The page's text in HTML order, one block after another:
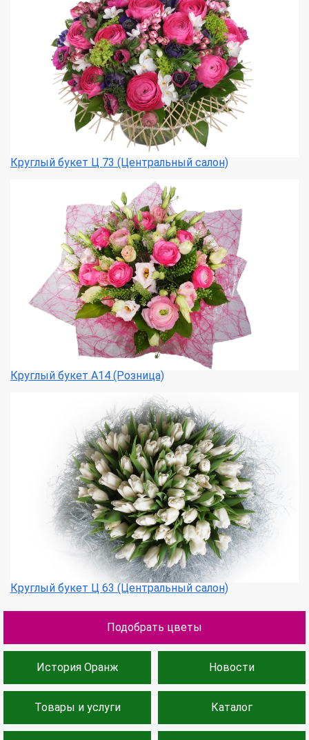
Круглый букет Ц 73 (Центральный салон)
Круглый букет А14 (Розница)
Круглый букет Ц 63 (Центральный салон)
Подобрать цветы
История Оранж Новости
Товары и услуги Каталог